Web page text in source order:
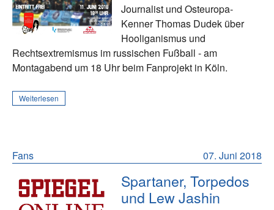
Journalist und Osteuropa-
Kenner Thomas Dudek über
Hooliganismus und
Rechtsextremismus im russischen Fußball - am
Montagabend um 18 Uhr beim Fanprojekt in Köln.
Weiterlesen
07. Juni 2018
Fans
Spartaner, Torpedos
und Lew Jashin